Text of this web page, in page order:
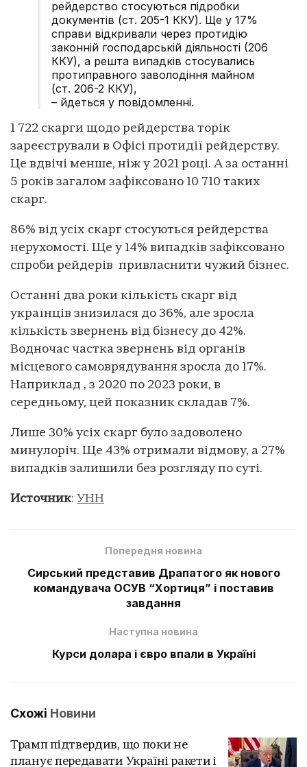
рейдерство стосуються підробки
документів (ст. 205-1 ККУ). Ще у 17%
справи відкривали через протидію
законній господарській діяльності (206
ККУ), а решта випадків стосувались
протиправного заволодіння майном
(ст. 206-2 ККУ),
– йдеться у повідомленні.
1 722 скарги щодо рейдерства торік
зареєстрували в Офісі протидії рейдерству.
Це вдвічі менше, ніж у 2021 році. А за останні
5 років загалом зафіксовано 10 710 таких
скарг.
86% від усіх скарг стосуються рейдерства
нерухомості. Ще у 14% випадків зафіксовано
спроби рейдерів привласнити чужий бізнес.
Останні два роки кількість скарг від
українців знизилася до 36%, але зросла
кількість звернень від бізнесу до 42%.
Водночас частка звернень від органів
місцевого самоврядування зросла до 17%.
Наприклад , з 2020 по 2023 роки, в
середньому, цей показник складав 7%.
Лише 30% усіх скарг було задоволено
минулоріч. Ще 43% отримали відмову, а 27%
випадків залишили без розгляду по суті.
Источник: УНН
Попередня новина
Сирський представив Драпатого як нового
командувача ОСУВ “Хортиця” і поставив
завдання
Наступна новина
Курси долара і євро впали в Україні
Схожі Новини
Трамп підтвердив, що поки не
планує передавати Україні ракети і